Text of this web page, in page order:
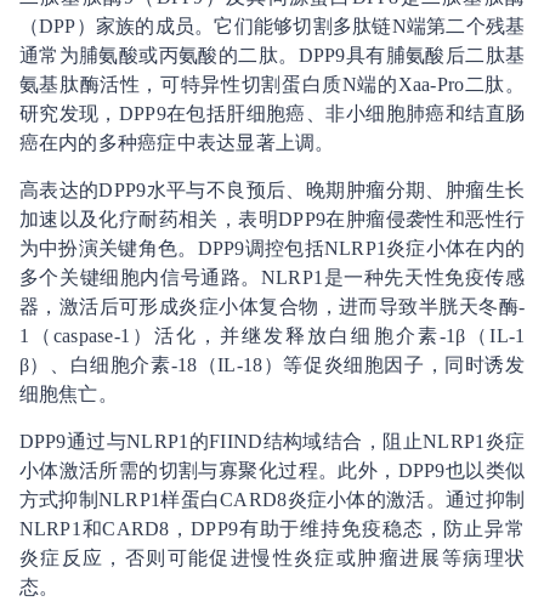
（DPP）家族的成员。它们能够切割多肽链N端第二个残基
通常为脯氨酸或丙氨酸的二肽。DPP9具有脯氨酸后二肽基
氨基肽酶活性，可特异性切割蛋白质N端的Xaa-Pro二肽。
研究发现，DPP9在包括肝细胞癌、非小细胞肺癌和结直肠
癌在内的多种癌症中表达显著上调。
高表达的DPP9水平与不良预后、晚期肿瘤分期、肿瘤生长
加速以及化疗耐药相关，表明DPP9在肿瘤侵袭性和恶性行
为中扮演关键角色。DPP9调控包括NLRP1炎症小体在内的
多个关键细胞内信号通路。NLRP1是一种先天性免疫传感
器，激活后可形成炎症小体复合物，进而导致半胱天冬酶-
1（caspase-1）活化，并继发释放白细胞介素-1β（IL-1
β）、白细胞介素-18（IL-18）等促炎细胞因子，同时诱发
细胞焦亡。
DPP9通过与NLRP1的FIIND结构域结合，阻止NLRP1炎症
小体激活所需的切割与寡聚化过程。此外，DPP9也以类似
方式抑制NLRP1样蛋白CARD8炎症小体的激活。通过抑制
NLRP1和CARD8，DPP9有助于维持免疫稳态，防止异常
炎症反应，否则可能促进慢性炎症或肿瘤进展等病理状
态。